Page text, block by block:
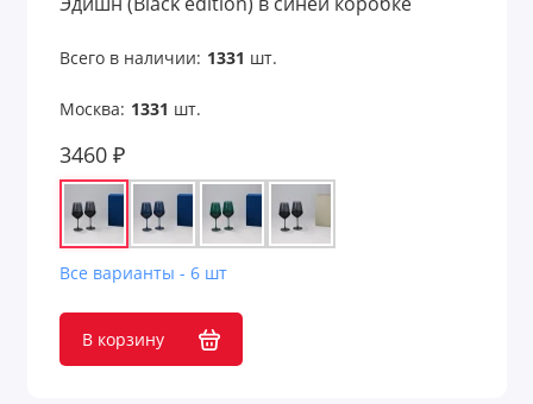
Всего в наличии: 1331 шт.
Москва: 1331 шт.
3460 ₽
Все варианты - 6 шт
В корзину